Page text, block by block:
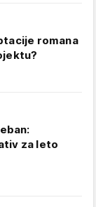
romana
za leto